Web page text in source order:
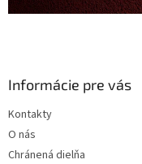
Informácie pre vás
Kontakty
O nás
Chránená dielňa